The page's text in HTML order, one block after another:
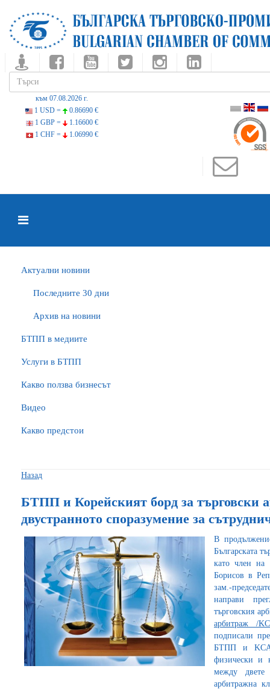
към 07.08.2026 г.
1 USD =
0.86690 €
1 GBP =
1.16600 €
1 CHF =
1.06990 €
Актуални новини
Последните 30 дни
Архив на новини
БTПП в медиите
Услуги в БТПП
Какво ползва бизнесът
Видео
Какво предстои
Назад
БТПП и Корейският борд за търговски
двустранното споразумение за
В
Българската
като член на
Борисов в
зам.-
направи
търговския
арбитраж /
подписали
БТПП и
физически и
между двете
арбитражна